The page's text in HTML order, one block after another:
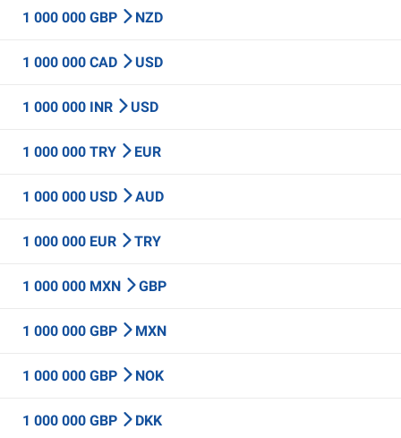
1 000 000 GBP NZD
1 000 000 CAD USD
1 000 000 INR USD
1 000 000 TRY EUR
1 000 000 USD AUD
1 000 000 EUR TRY
1 000 000 MXN GBP
1 000 000 GBP MXN
1 000 000 GBP NOK
1 000 000 GBP DKK